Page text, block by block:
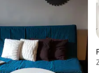
op 5, 93 recensies